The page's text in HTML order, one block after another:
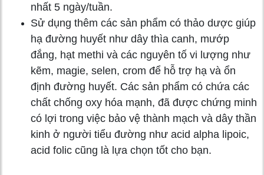
nhất 5 ngày/tuần.
Sử dụng thêm các sản phẩm có thảo dược giúp
hạ đường huyết như dây thìa canh, mướp
đắng, hạt methi và các nguyên tố vi lượng như
kẽm, magie, selen, crom để hỗ trợ hạ và ổn
định đường huyết. Các sản phẩm có chứa các
chất chống oxy hóa mạnh, đã được chứng minh
có lợi trong việc bảo vệ thành mạch và dây thần
kinh ở người tiểu đường như acid alpha lipoic,
acid folic cũng là lựa chọn tốt cho bạn.